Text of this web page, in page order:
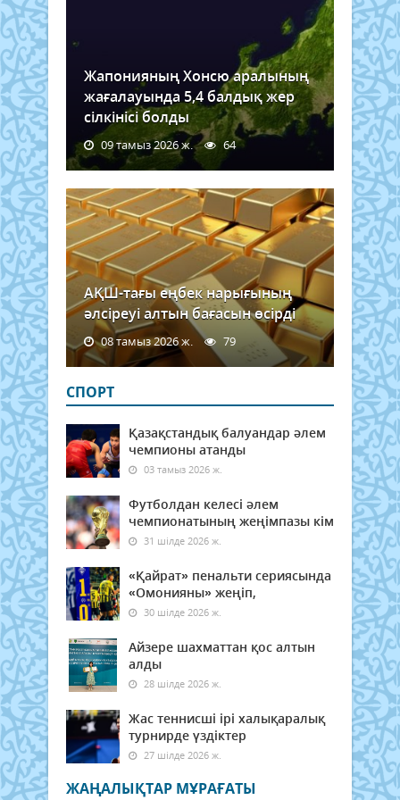
Жапонияның Хонсю аралының
жағалауында 5,4 балдық жер
сілкінісі болды
09 тамыз 2026 ж. 64
АҚШ-тағы еңбек нарығының
әлсіреуі алтын бағасын өсірді
08 тамыз 2026 ж. 79
СПОРТ
Қазақстандық балуандар әлем
чемпионы атанды
03 тамыз 2026 ж.
Футболдан келесі әлем
чемпионатының жеңімпазы кім
31 шілде 2026 ж.
«Қайрат» пенальти сериясында
«Омонияны» жеңіп,
30 шілде 2026 ж.
Айзере шахматтан қос алтын
алды
28 шілде 2026 ж.
Жас теннисші ірі халықаралық
турнирде үздіктер
27 шілде 2026 ж.
ЖАҢАЛЫҚТАР МҰРАҒАТЫ